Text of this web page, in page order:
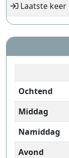
Laatste
Ochtend
Middag
Namiddag
Avond